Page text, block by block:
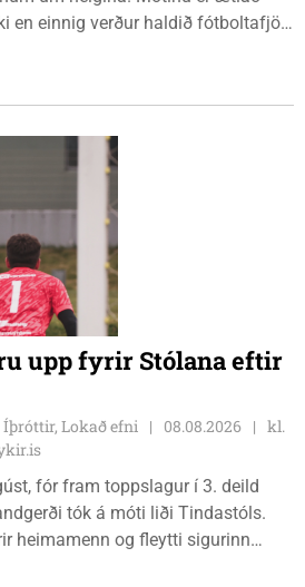
en einnig verður haldið fótboltafjör
hófst í gær, föstudaginn 7. ágúst
upp fyrir Stólana eftir
Lokað efni 08.08.2026
kl.
fór fram toppslagur í 3. deild
tók á móti liði Tindastóls.
heimamenn og fleytti sigurinn
en Stólunum í annað